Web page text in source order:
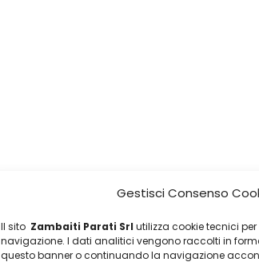
Gestisci Consenso
Il sito Zambaiti Parati Srl utilizza cookie tecnici
navigazione. I dati analitici vengono raccolti in
questo banner o continuando la navigazione